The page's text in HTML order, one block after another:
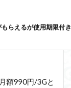
らえるが使用期限付
額990円/3Gと